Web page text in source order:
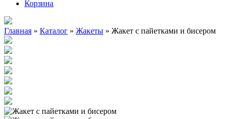
Корзина
Главная » Каталог » Жакеты » Жакет с пайетками и бисером